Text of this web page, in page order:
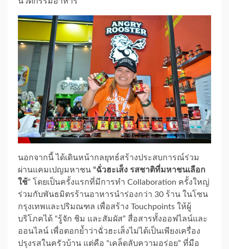
นอกจากนี้ ได้เดินหน้ากลยุทธ์สร้างประสบการณ์ร่วม
ผ่านแคมเปญมหาชน “ฉั่วฮะเส็ง รสชาติที่มหาชนเลือก
ใช้” โดยเป็นครั้งแรกที่มีการทำ Collaboration ครั้งใหญ่
ร่วมกับพันธมิตรร้านอาหารนำร่องกว่า 30 ร้าน ในโซน
กรุงเทพและปริมณฑล เพื่อสร้าง Touchpoints ให้ผู้
บริโภคได้ “รู้จัก ชิม และสัมผัส” สื่อสารทั้งออฟไลน์และ
ออนไลน์ เพื่อตอกย้ำว่าฉั่วฮะเส็งไม่ได้เป็นเพียงเครื่อง
ปรุงรสในครัวบ้าน แต่คือ “เคล็ดลับความอร่อย” ที่มือ